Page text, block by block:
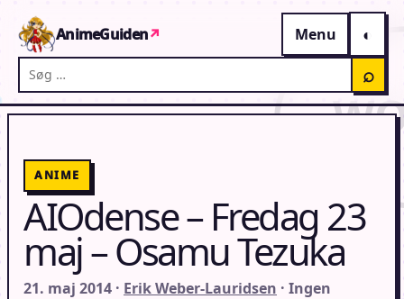
AnimeGuiden↗
Menu
Søg på AnimeGuiden
⌕
ANIME
AIOdense – Fredag 23
maj – Osamu Tezuka
21. maj 2014 · Erik Weber-Lauridsen · Ingen